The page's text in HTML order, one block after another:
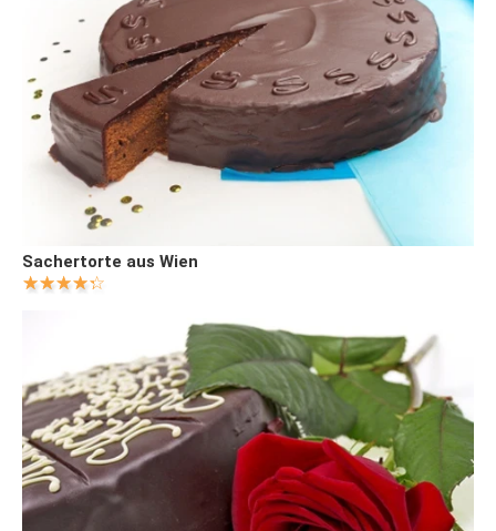
Sachertorte aus Wien